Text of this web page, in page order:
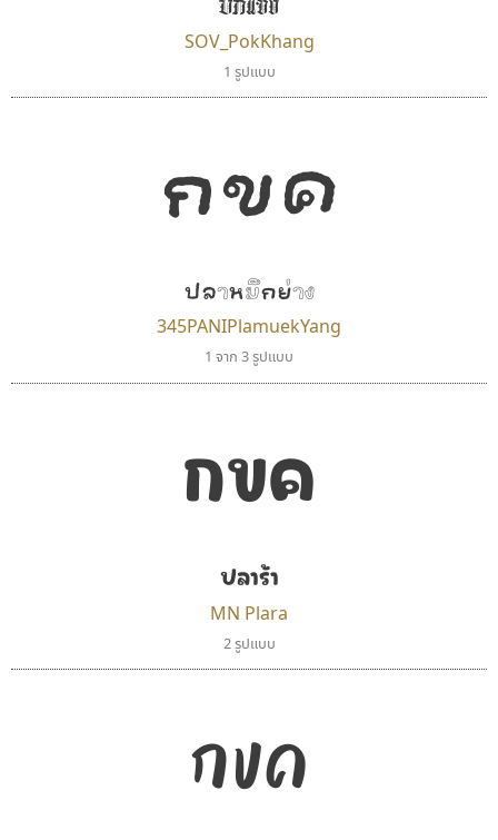
SOV_PokKhang
1 รูปแบบ
กขค
ปลาหมึกย่าง
345PANIPlamuekYang
1 จาก 3 รูปแบบ
กขค
ปลาร้า
MN Plara
2 รูปแบบ
กขค